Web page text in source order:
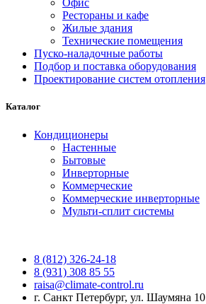
Офис
Рестораны и кафе
Жилые здания
Технические помещения
Пуско-наладочные работы
Подбор и поставка оборудования
Проектирование систем отопления
Каталог
Кондиционеры
Настенные
Бытовые
Инверторные
Коммерческие
Коммерческие инверторные
Мульти-сплит системы
8 (812) 326-24-18
8 (931) 308 85 55
raisa@climate-control.ru
г. Санкт Петербург, ул. Шаумяна 10